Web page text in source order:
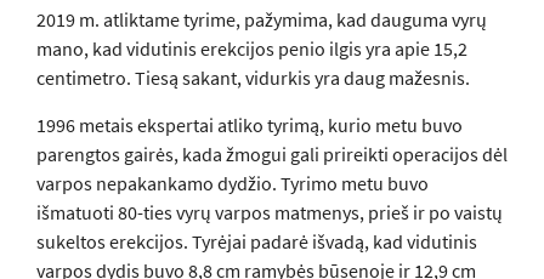
2019 m. atliktame tyrime, pažymima, kad dauguma vyrų
mano, kad vidutinis erekcijos penio ilgis yra apie 15,2
centimetro. Tiesą sakant, vidurkis yra daug mažesnis.
1996 metais ekspertai atliko tyrimą, kurio metu buvo
parengtos gairės, kada žmogui gali prireikti operacijos dėl
varpos nepakankamo dydžio. Tyrimo metu buvo
išmatuoti 80-ties vyrų varpos matmenys, prieš ir po vaistų
sukeltos erekcijos. Tyrėjai padarė išvadą, kad vidutinis
varpos dydis buvo 8,8 cm ramybės būsenoje ir 12,9 cm